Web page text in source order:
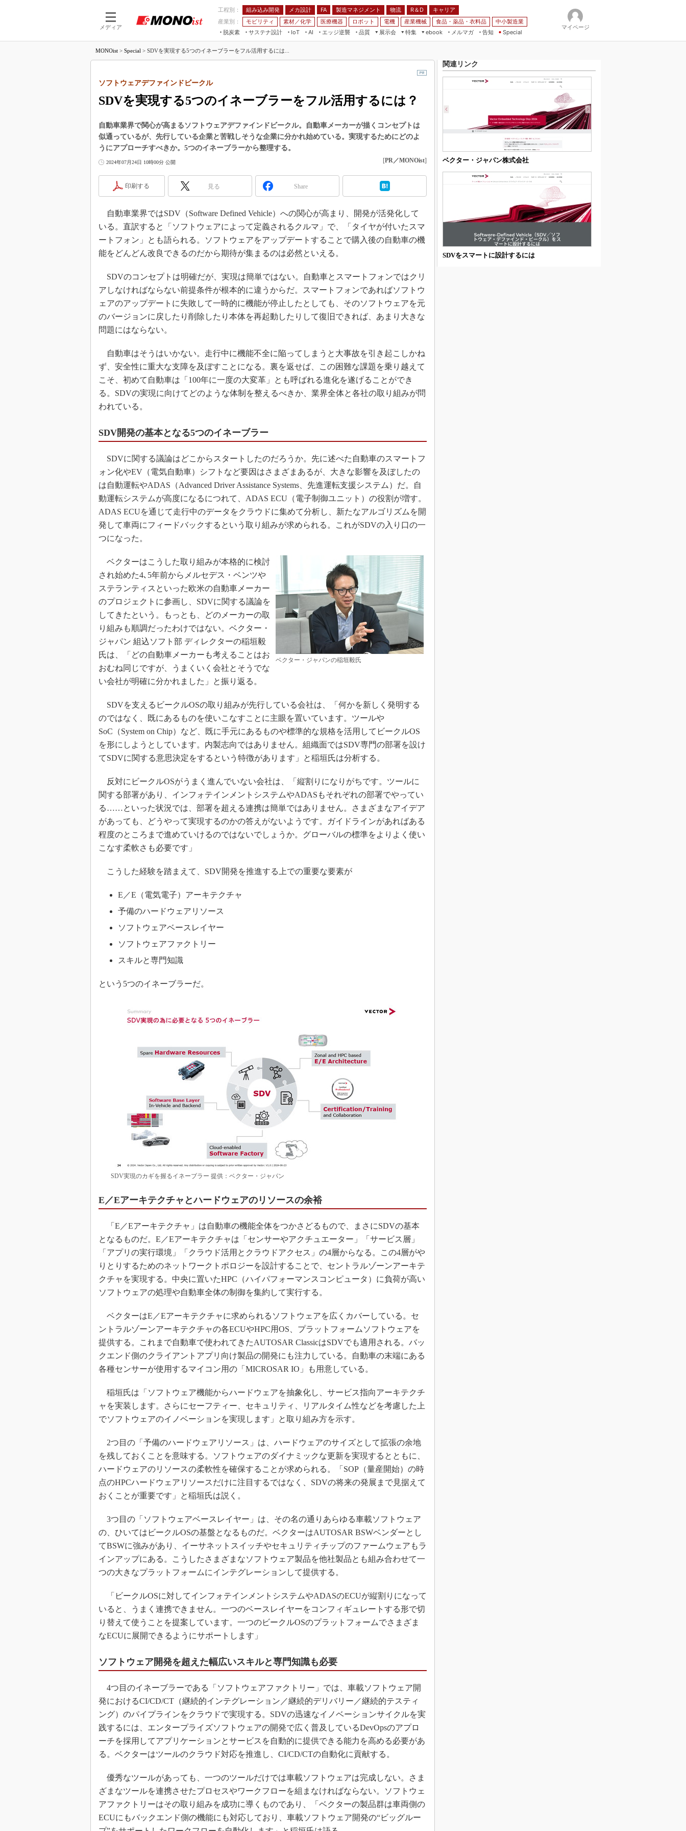
メディア
工程別： 組み込み開発 メカ設計 FA 製造マネジメント 物流 R＆D
キャリア
産業別：
モビリティ 素材／化学 医療機器 ロボット 電機 産業機械 食品・薬品・衣料品
中小製造業
脱炭素
サステナ設計
IoT
つながる工場
AI
AI×設備保全
エッジ逆襲 品質
展示会
JIMTOF
IIFES
ジャパンモビリティショー
TECHNO-FRONTIER
スマート工場EXPO
日本ものづくりワールド
AUTOMOTIVE WORLD
産業オープンネット展
特集
つながるクルマ
フィールドサービス
FPGA
組み込み画像技術
車載ソフト開発
無償設計ツール
3Dプリンタ
インダストリー4.0
イノベーション
製造業ビッグデータ
知財マネジメント
海外生産
グローバル設計・開発
ebook
メカ設計
モビリティ
素材／化学
メルマガ
告知 Special
マイページ
MONOist > Special > SDVを実現する5つのイネーブラーをフル活用するには...
SDVを実現する5つのイネーブラーをフル活用するには？
ソフトウェアデファインドビークル
自動車業界で関心が高まるソフトウェアデファインドビークル。自動車メーカーが描くコンセプトは
似通っているが、先行している企業と苦戦しそうな企業に分かれ始めている。実現するためにどのよ
うにアプローチすべきか。5つのイネーブラーから整理する。
2024年07月24日 10時00分 公開 [PR／MONOist]
印刷する 見る Share
自動車業界ではSDV（Software Defined Vehicle）への関心が高まり、開発が活発化して
いる。直訳すると「ソフトウェアによって定義されるクルマ」で、「タイヤが付いたスマ
ートフォン」とも語られる。ソフトウェアをアップデートすることで購入後の自動車の機
能をどんどん改良できるのだから期待が集まるのは必然といえる。
SDVのコンセプトは明確だが、実現は簡単ではない。自動車とスマートフォンではクリ
アしなければならない前提条件が根本的に違うからだ。スマートフォンであればソフトウ
ェアのアップデートに失敗して一時的に機能が停止したとしても、そのソフトウェアを元
のバージョンに戻したり削除したり本体を再起動したりして復旧できれば、あまり大きな
問題にはならない。
自動車はそうはいかない。走行中に機能不全に陥ってしまうと大事故を引き起こしかね
ず、安全性に重大な支障を及ぼすことになる。裏を返せば、この困難な課題を乗り越えて
こそ、初めて自動車は「100年に一度の大変革」とも呼ばれる進化を遂げることができ
る。SDVの実現に向けてどのような体制を整えるべきか、業界全体と各社の取り組みが問
われている。
SDV開発の基本となる5つのイネーブラー
SDVに関する議論はどこからスタートしたのだろうか。先に述べた自動車のスマートフ
ォン化やEV（電気自動車）シフトなど要因はさまざまあるが、大きな影響を及ぼしたの
は自動運転やADAS（Advanced Driver Assistance Systems、先進運転支援システム）だ。自
動運転システムが高度になるにつれて、ADAS ECU（電子制御ユニット）の役割が増す。
ADAS ECUを通じて走行中のデータをクラウドに集めて分析し、新たなアルゴリズムを開
発して車両にフィードバックするという取り組みが求められる。これがSDVの入り口の一
つになった。
ベクター・ジャパンの稲垣毅氏
ベクターはこうした取り組みが本格的に検討
され始めた4､5年前からメルセデス・ベンツや
ステランティスといった欧米の自動車メーカー
のプロジェクトに参画し、SDVに関する議論を
してきたという。もっとも、どのメーカーの取
り組みも順調だったわけではない。ベクター・
ジャパン 組込ソフト部 ディレクターの稲垣毅
氏は、「どの自動車メーカーも考えることはお
おむね同じですが、うまくいく会社とそうでな
い会社が明確に分かれました」と振り返る。
SDVを支えるビークルOSの取り組みが先行している会社は、「何かを新しく発明する
のではなく、既にあるものを使いこなすことに主眼を置いています。ツールや
SoC（System on Chip）など、既に手元にあるものや標準的な規格を活用してビークルOS
を形にしようとしています。内製志向ではありません。組織面ではSDV専門の部署を設け
てSDVに関する意思決定をするという特徴があります」と稲垣氏は分析する。
反対にビークルOSがうまく進んでいない会社は、「縦割りになりがちです。ツールに
関する部署があり、インフォテインメントシステムやADASもそれぞれの部署でやってい
る……といった状況では、部署を超える連携は簡単ではありません。さまざまなアイデア
があっても、どうやって実現するのかの答えがないようです。ガイドラインがあればある
程度のところまで進めていけるのではないでしょうか。グローバルの標準をよりよく使い
こなす柔軟さも必要です」
こうした経験を踏まえて、SDV開発を推進する上での重要な要素が
E／E（電気電子）アーキテクチャ
予備のハードウェアリソース
ソフトウェアベースレイヤー
ソフトウェアファクトリー
スキルと専門知識
という5つのイネーブラーだ。
SDV実現のカギを握るイネーブラー 提供：ベクター・ジャパン
E／Eアーキテクチャとハードウェアのリソースの余裕
「E／Eアーキテクチャ」は自動車の機能全体をつかさどるもので、まさにSDVの基本
となるものだ。E／Eアーキテクチャは「センサーやアクチュエーター」「サービス層」
「アプリの実行環境」「クラウド活用とクラウドアクセス」の4層からなる。この4層がや
りとりするためのネットワークトポロジーを設計することで、セントラルゾーンアーキテ
クチャを実現する。中央に置いたHPC（ハイパフォーマンスコンピュータ）に負荷が高い
ソフトウェアの処理や自動車全体の制御を集約して実行する。
ベクターはE／Eアーキテクチャに求められるソフトウェアを広くカバーしている。セ
ントラルゾーンアーキテクチャの各ECUやHPC用OS、プラットフォームソフトウェアを
提供する。これまで自動車で使われてきたAUTOSAR ClassicはSDVでも適用される。バッ
クエンド側のクライアントアプリ向け製品の開発にも注力している。自動車の末端にある
各種センサーが使用するマイコン用の「MICROSAR IO」も用意している。
稲垣氏は「ソフトウェア機能からハードウェアを抽象化し、サービス指向アーキテクチ
ャを実装します。さらにセーフティー、セキュリティ、リアルタイム性などを考慮した上
でソフトウェアのイノベーションを実現します」と取り組み方を示す。
2つ目の「予備のハードウェアリソース」は、ハードウェアのサイズとして拡張の余地
を残しておくことを意味する。ソフトウェアのダイナミックな更新を実現するとともに、
ハードウェアのリソースの柔軟性を確保することが求められる。「SOP（量産開始）の時
点のHPCハードウェアリソースだけに注目するではなく、SDVの将来の発展まで見据えて
おくことが重要です」と稲垣氏は説く。
3つ目の「ソフトウェアベースレイヤー」は、その名の通りあらゆる車載ソフトウェア
の、ひいてはビークルOSの基盤となるものだ。ベクターはAUTOSAR BSWベンダーとし
てBSWに強みがあり、イーサネットスイッチやセキュリティチップのファームウェアもラ
インアップにある。こうしたさまざまなソフトウェア製品を他社製品とも組み合わせて一
つの大きなプラットフォームにインテグレーションして提供する。
「ビークルOSに対してインフォテインメントシステムやADASのECUが縦割りになって
いると、うまく連携できません。一つのベースレイヤーをコンフィギュレートする形で切
り替えて使うことを提案しています。一つのビークルOSのプラットフォームでさまざま
なECUに展開できるようにサポートします」
ソフトウェア開発を超えた幅広いスキルと専門知識も必要
4つ目のイネーブラーである「ソフトウェアファクトリー」では、車載ソフトウェア開
発におけるCI/CD/CT（継続的インテグレーション／継続的デリバリー／継続的テスティ
ング）のパイプラインをクラウドで実現する。SDVの迅速なイノベーションサイクルを実
践するには、エンタープライズソフトウェアの開発で広く普及しているDevOpsのアプロ
ーチを採用してアプリケーションとサービスを自動的に提供できる能力を高める必要があ
る。ベクターはツールのクラウド対応を推進し、CI/CD/CTの自動化に貢献する。
優秀なツールがあっても、一つのツールだけでは車載ソフトウェアは完成しない。さま
ざまなツールを連携させたプロセスやワークフローを組まなければならない。ソフトウェ
アファクトリーはその取り組みを成功に導くものであり、「ベクターの製品群は車両側の
ECUにもバックエンド側の機能にも対応しており、車載ソフトウェア開発の“ビッグルー
関連リンク
ベクター・ジャパン株式会社
SDVをスマートに設計するには